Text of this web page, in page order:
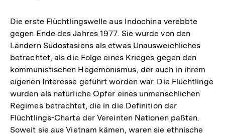
Die erste Flüchtlingswelle aus Indochina verebbte
gegen Ende des Jahres 1977. Sie wurde von den
Ländern Südostasiens als etwas Unausweichliches
betrachtet, als die Folge eines Krieges gegen den
kommunistischen Hegemonismus, der auch in ihrem
eigenen Interesse geführt worden war. Die Flüchtlinge
wurden als natürliche Opfer eines unmenschlichen
Regimes betrachtet, die in die Definition der
Flüchtlings-Charta der Vereinten Nationen paßten.
Soweit sie aus Vietnam kämen, waren sie ethnische